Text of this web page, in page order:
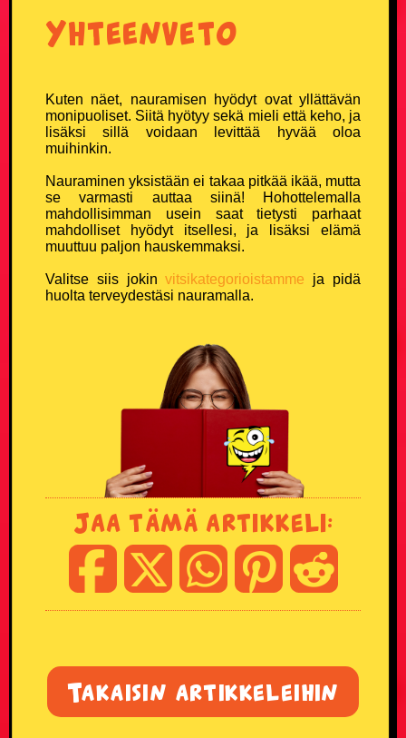
Yhteenveto
Kuten näet, nauramisen hyödyt ovat yllättävän
monipuoliset. Siitä hyötyy sekä mieli että keho, ja
lisäksi sillä voidaan levittää hyvää oloa
muihinkin.
Nauraminen yksistään ei takaa pitkää ikää, mutta
se varmasti auttaa siinä! Hohottelemalla
mahdollisimman usein saat tietysti parhaat
mahdolliset hyödyt itsellesi, ja lisäksi elämä
muuttuu paljon hauskemmaksi.
Valitse siis jokinvitsikategorioistamme ja pidä
huolta terveydestäsi nauramalla.
Jaa tämä artikkeli:
Takaisin artikkeleihin